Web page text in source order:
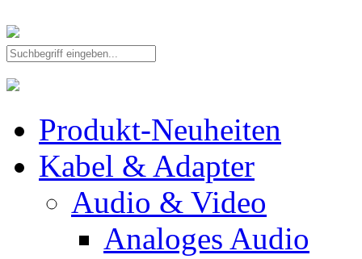
Produkt-Neuheiten
Kabel & Adapter
Audio & Video
Analoges Audio